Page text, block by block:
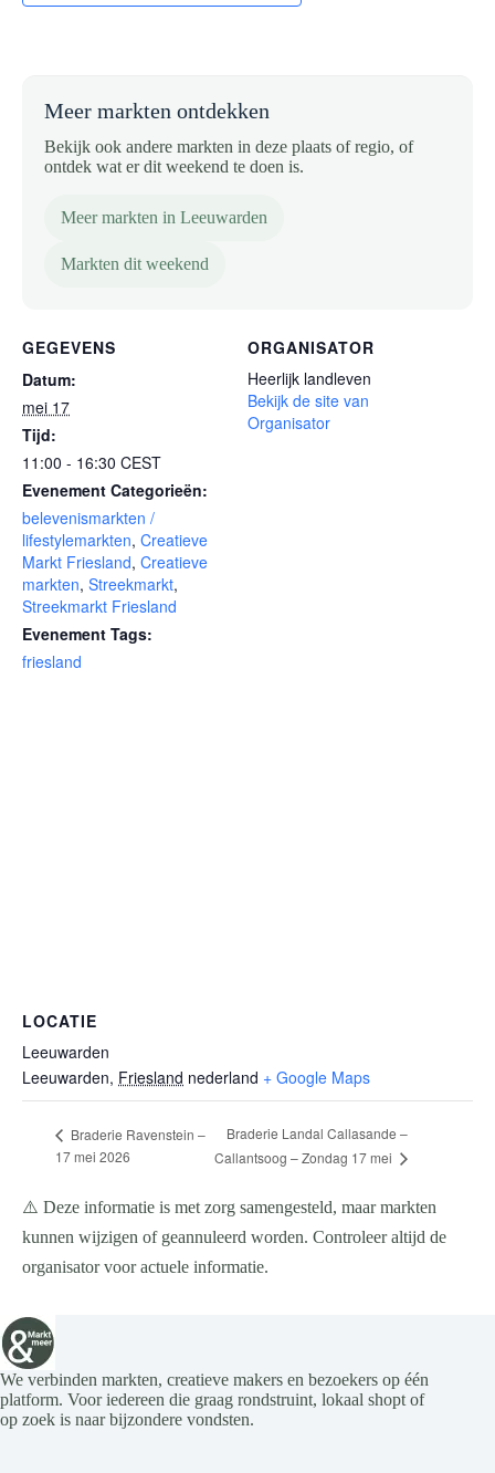
Meer markten ontdekken
Bekijk ook andere markten in deze plaats of regio, of
ontdek wat er dit weekend te doen is.
Meer markten in Leeuwarden
Markten dit weekend
GEGEVENS
Datum:
mei 17
Tijd:
11:00 - 16:30 CEST
Evenement Categorieën:
belevenismarkten /
lifestylemarkten, Creatieve
Markt Friesland, Creatieve
markten, Streekmarkt,
Streekmarkt Friesland
Evenement Tags:
friesland
ORGANISATOR
Heerlijk landleven
Bekijk de site van
Organisator
LOCATIE
Leeuwarden
Leeuwarden, Friesland nederland + Google Maps
Braderie Ravenstein –
17 mei 2026
Braderie Landal Callasande –
Callantsoog – Zondag 17 mei
⚠️ Deze informatie is met zorg samengesteld, maar markten
kunnen wijzigen of geannuleerd worden. Controleer altijd de
organisator voor actuele informatie.
We verbinden markten, creatieve makers en bezoekers op één
platform. Voor iedereen die graag rondstruint, lokaal shopt of
op zoek is naar bijzondere vondsten.